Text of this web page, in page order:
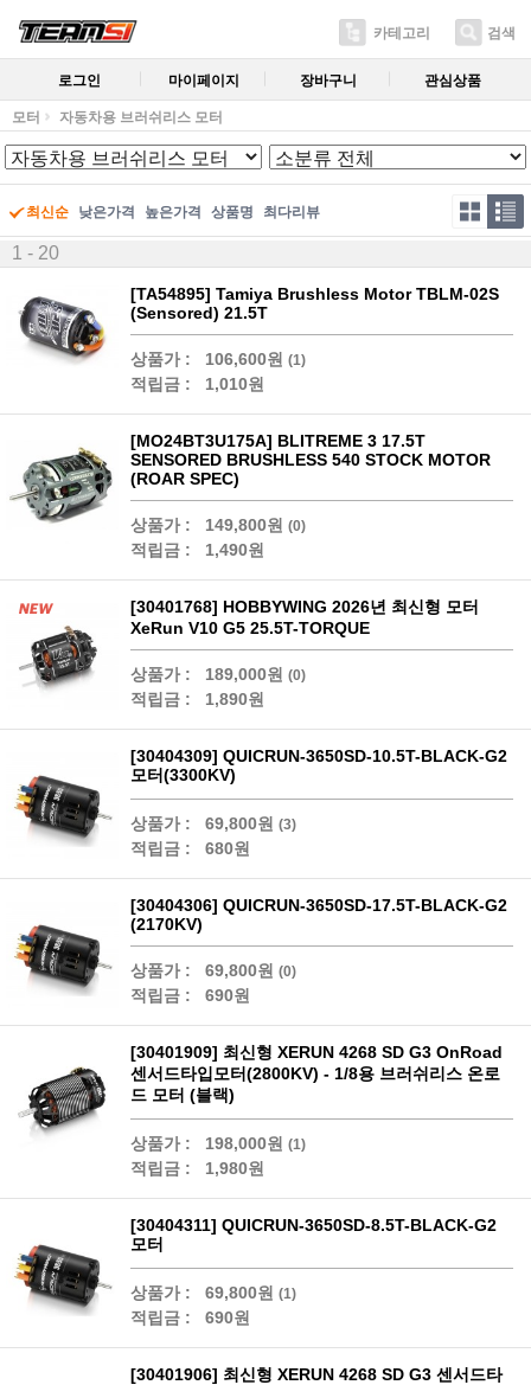
카테고리 검색
로그인 마이페이지 장바구니 관심상품
모터 자동차용 브러쉬리스 모터
최신순 낮은가격 높은가격 상품명 최다리뷰
1 - 20
[TA54895] Tamiya Brushless Motor TBLM-02S
(Sensored) 21.5T
상품가 : 106,600원 (1)
적립금 : 1,010원
[MO24BT3U175A] BLITREME 3 17.5T
SENSORED BRUSHLESS 540 STOCK MOTOR
(ROAR SPEC)
상품가 : 149,800원 (0)
적립금 : 1,490원
[30401768] HOBBYWING 2026년 최신형 모터
XeRun V10 G5 25.5T-TORQUE
상품가 : 189,000원 (0)
적립금 : 1,890원
[30404309] QUICRUN-3650SD-10.5T-BLACK-G2
모터(3300KV)
상품가 : 69,800원 (3)
적립금 : 680원
[30404306] QUICRUN-3650SD-17.5T-BLACK-G2
(2170KV)
상품가 : 69,800원 (0)
적립금 : 690원
[30401909] 최신형 XERUN 4268 SD G3 OnRoad
센서드타입모터(2800KV) - 1/8용 브러쉬리스 온로
드 모터 (블랙)
상품가 : 198,000원 (1)
적립금 : 1,980원
[30404311] QUICRUN-3650SD-8.5T-BLACK-G2
모터
상품가 : 69,800원 (1)
적립금 : 690원
[30401906] 최신형 XERUN 4268 SD G3 센서드타